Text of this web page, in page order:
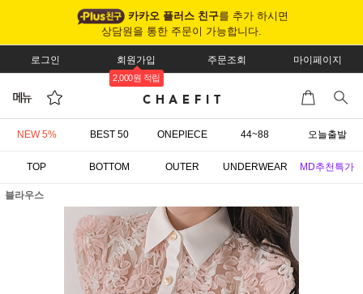
카카오 플러스 친구를 추가 하시면
상담원을 통한 주문이 가능합니다.
로그인 회원가입
2,000원 적립
주문조회 마이페이지
NEW 5% BEST 50 ONEPIECE 44~88 오늘출발
TOP BOTTOM OUTER UNDERWEAR MD추천특가
블라우스